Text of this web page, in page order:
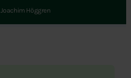
Joachim Höggren